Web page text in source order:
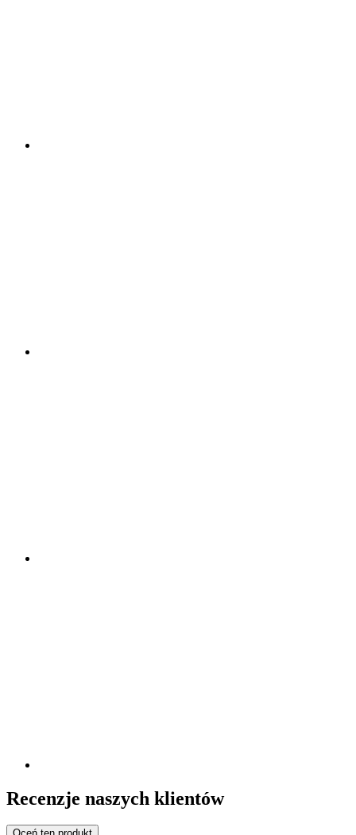
Recenzje naszych klientów